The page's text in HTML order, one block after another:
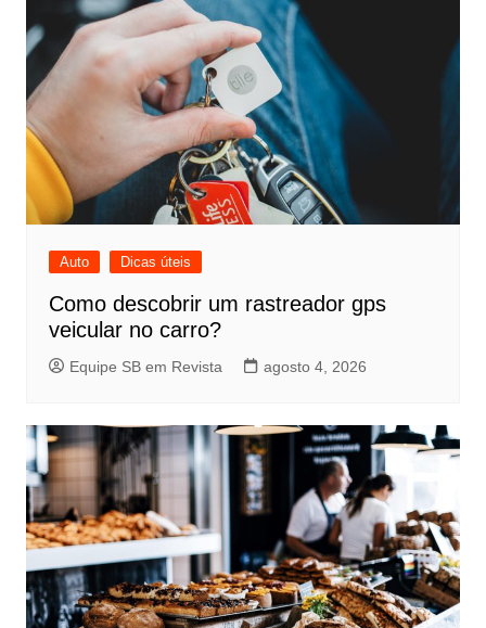
Auto Dicas úteis
Como descobrir um rastreador gps
veicular no carro?
Equipe SB em Revista agosto 4, 2026